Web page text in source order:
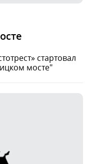
стартовал
мосте"